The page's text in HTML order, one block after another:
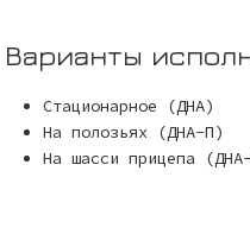
Варианты
Стационарное (ДНА)
На полозьях (ДНА-П)
На шасси прицепа